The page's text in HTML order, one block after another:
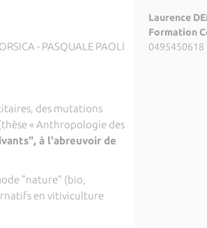
- PASQUALE PAOLI
des mutations
« Anthropologie des
à l'abreuvoir de
"nature" (bio,
en vitiviculture
Laurence
Formation
0495450618